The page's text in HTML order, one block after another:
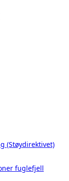
(Støydirektivet)
fuglefjell